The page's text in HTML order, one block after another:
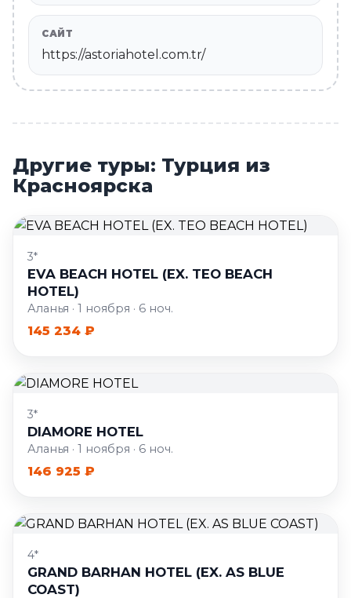
САЙТ
https://astoriahotel.com.tr/
Другие туры: Турция из
Красноярска
3*
EVA BEACH HOTEL (EX. TEO BEACH
HOTEL)
Аланья · 1 ноября · 6 ноч.
145 234 ₽
3*
DIAMORE HOTEL
Аланья · 1 ноября · 6 ноч.
146 925 ₽
4*
GRAND BARHAN HOTEL (EX. AS BLUE
COAST)